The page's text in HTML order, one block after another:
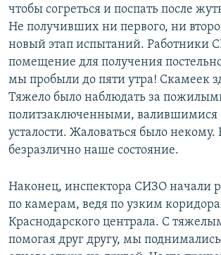
чтобы согреться и поспать после
Не получивших ни первого, ни
новый этап испытаний. Работники
помещение для получения
мы пробыли до пяти утра! Скамеек
Тяжело было наблюдать за
политзаключенными, валившимися
усталости. Жаловаться было
безразлично наше состояние.
Наконец, инспектора СИЗО начали
по камерам, ведя по узким
Краснодарского централа. С
помогая друг другу, мы